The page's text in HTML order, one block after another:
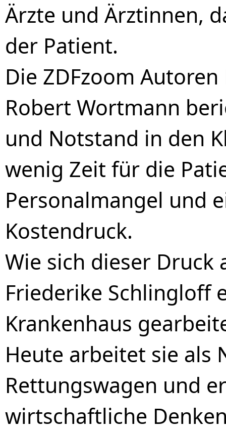
Ärzte und Ärztinnen,
der Patient.
Die ZDFzoom
Robert Wortmann
und Notstand in den
wenig Zeit für die
Personalmangel und
Kostendruck.
Wie sich dieser
Friederike Schlingloff
Krankenhaus
Heute arbeitet sie als
Rettungswagen und
wirtschaftliche